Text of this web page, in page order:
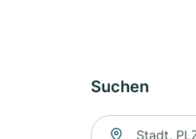
Suchen
Suche nach Ort